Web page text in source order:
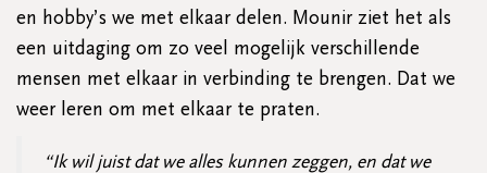
en hobby’s we met elkaar delen. Mounir ziet het als
een uitdaging om zo veel mogelijk verschillende
mensen met elkaar in verbinding te brengen. Dat we
weer leren om met elkaar te praten.
“Ik wil juist dat we alles kunnen zeggen, en dat we